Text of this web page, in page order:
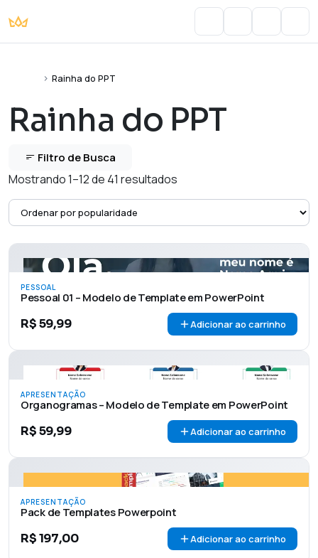
Home
Rainha do PPT
Rainha do PPT
Filtro de Busca
Mostrando 1–12 de 41 resultados
PESSOAL
Pessoal 01 – Modelo de Template em PowerPoint
R$59,99 Adicionar ao carrinho
APRESENTAÇÃO
Organogramas – Modelo de Template em PowerPoint
R$59,99 Adicionar ao carrinho
APRESENTAÇÃO
Pack de Templates Powerpoint
R$197,00 Adicionar ao carrinho